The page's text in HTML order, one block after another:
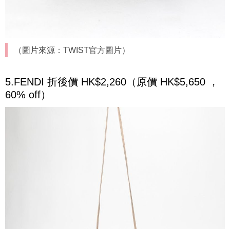
（圖片來源：TWIST官方圖片）
5.FENDI 折後價 HK$2,260（原價 HK$5,650 ，
60% off）